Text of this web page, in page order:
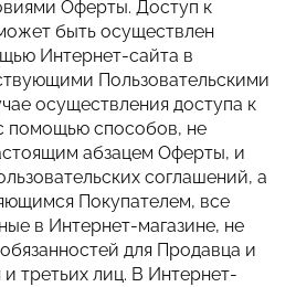
Оферты. Доступ к
быть осуществлен
Интернет-сайта в
Пользовательскими
осуществления доступа к
помощью способов, не
абзацем Оферты, и
соглашений, а
Покупателем, все
в Интернет-магазине, не
для Продавца и
третьих лиц. В Интернет-